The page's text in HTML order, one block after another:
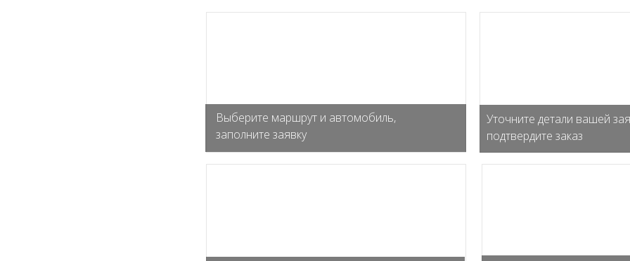
Выберите маршрут и автомобиль,
заполните заявку
Уточните детали вашей
подтвердите заказ